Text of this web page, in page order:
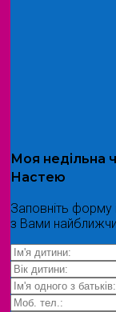
Моя недільна
Настею
Заповніть
з Вами